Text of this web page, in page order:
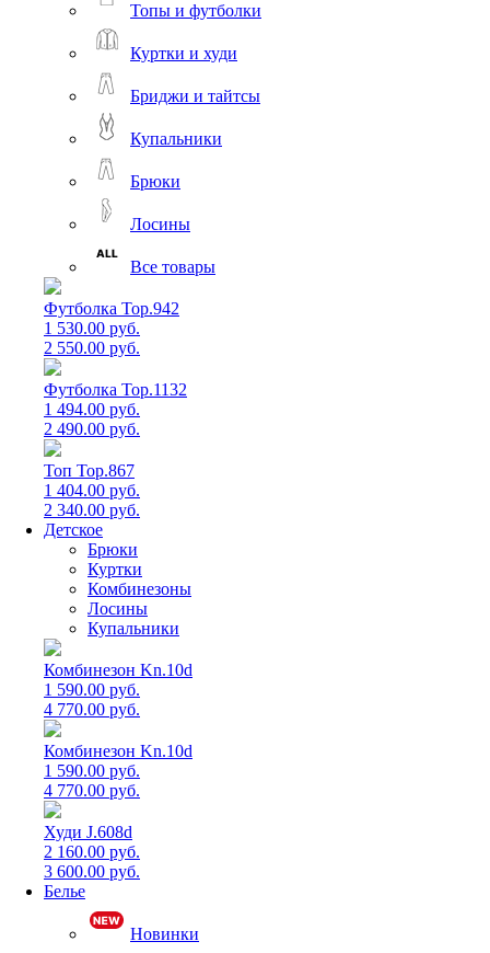
Топы и футболки
Куртки и худи
Бриджи и тайтсы
Купальники
Брюки
Лосины
Все товары
Футболка Top.942
1 530.00 руб.
2 550.00 руб.
Футболка Top.1132
1 494.00 руб.
2 490.00 руб.
Топ Top.867
1 404.00 руб.
2 340.00 руб.
Детское
Брюки
Куртки
Комбинезоны
Лосины
Купальники
Комбинезон Kn.10d
1 590.00 руб.
4 770.00 руб.
Комбинезон Kn.10d
1 590.00 руб.
4 770.00 руб.
Худи J.608d
2 160.00 руб.
3 600.00 руб.
Белье
Новинки